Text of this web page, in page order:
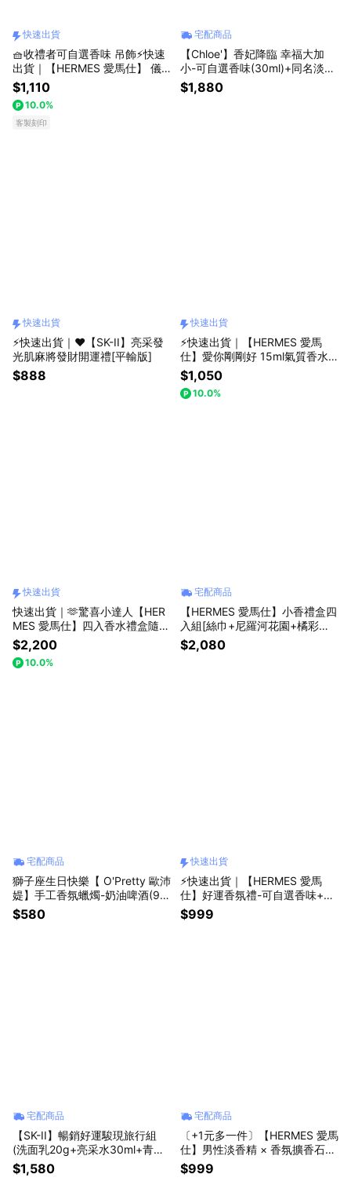
快速出貨
🧺收禮者可自選香味 吊飾⚡快速
出貨｜【HERMES 愛馬仕】 儀
式感滿分｜愛馬仕香氛禮 (15ml
香調任選+多種吊飾任選) 贈提袋
貼心禮
$1,110
10.0%
客製刻印
宅配商品
【Chloe'】香妃降臨 幸福大加
小-可自選香味(30ml)+同名淡香
精(5ml) 附花束隨身化妝鏡禮袋
$1,880
快速出貨
⚡快速出貨｜❤️【SK-II】亮采發
光肌麻將發財開運禮[平輸版]
$888
快速出貨
⚡快速出貨｜【HERMES 愛馬
仕】愛你剛剛好 15ml氣質香水
禮-可自選香味+珍珠兔吊飾+韓
系手提袋
$1,050
10.0%
快速出貨
快速出貨｜🫶驚喜小達人【HER
MES 愛馬仕】四入香水禮盒隨行
組-(花園香水禮盒/小香禮盒四入
組)-附提袋 小禮物 吊飾 送你我
愛的
$2,200
10.0%
宅配商品
【HERMES 愛馬仕】小香禮盒四
入組[絲巾+尼羅河花園+橘彩星
光+巴赫尼](7.5mlX4)+束口收納
袋-平輸版
$2,080
宅配商品
獅子座生日快樂【 O'Pretty 歐沛
媞】手工香氛蠟燭-奶油啤酒(9X
9X9cm)附精美禮盒
$580
快速出貨
⚡快速出貨｜【HERMES 愛馬
仕】好運香氛禮-可自選香味+小
馬香氛擴香石+好運繽紛禮袋
$999
宅配商品
【SK-II】暢銷好運駿現旅行組
(洗面乳20g+亮采水30ml+青春
露30ml+致臻活膚霜15g+馬上有
錢小馬吊飾)附精品禮袋
$1,580
宅配商品
〔+1元多一件〕【HERMES 愛馬
仕】男性淡香精 × 香氛擴香石仙
人掌擺飾組-多款可選-大地/H2
$999